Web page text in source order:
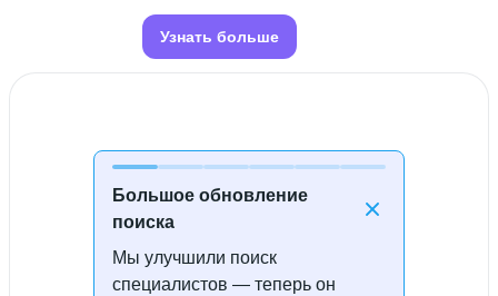
Большое обновление
поиска
Мы улучшили поиск
специалистов — теперь он
Узнать больше
Специалисты не найдены